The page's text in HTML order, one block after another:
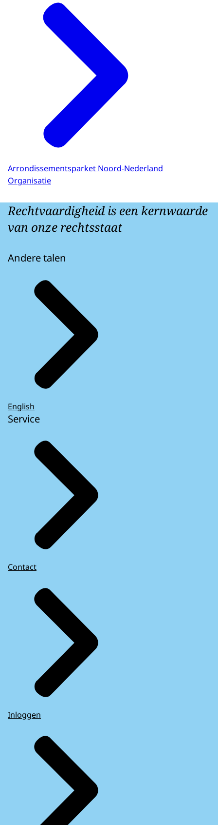
Arrondissementsparket Noord-Nederland
Organisatie
Rechtvaardigheid is een kernwaarde
van onze rechtsstaat
Andere talen
English
Service
Contact
Inloggen